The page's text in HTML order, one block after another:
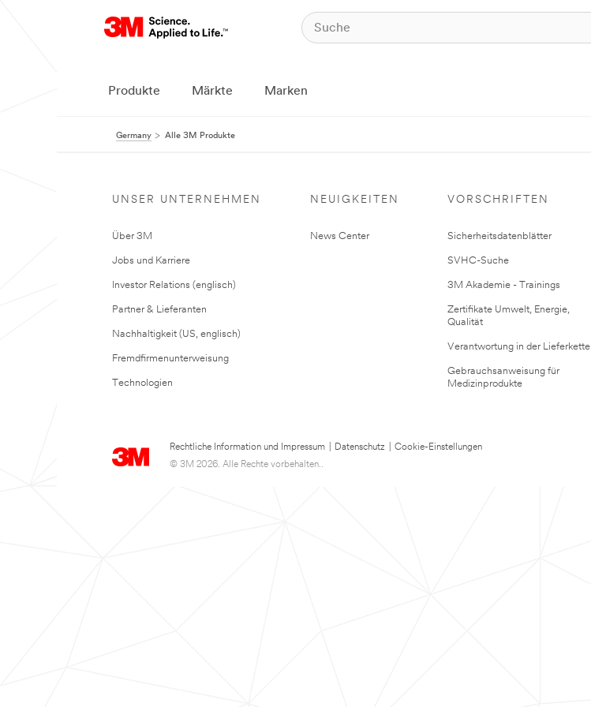
Produkte Märkte Marken
Germany Alle 3M Produkte
UNSER UNTERNEHMEN
Über 3M
Jobs und Karriere
Investor Relations (englisch)
Partner & Lieferanten
Nachhaltigkeit (US, englisch)
Fremdfirmenunterweisung
Technologien
NEUIGKEITEN
News Center
VORSCHRIFTEN
Sicherheitsdatenblätter
SVHC-Suche
3M Akademie - Trainings
Zertifikate Umwelt, Energie,
Qualität
Verantwortung in der Lieferkette
Gebrauchsanweisung für
Medizinprodukte
Rechtliche Information und Impressum Datenschutz
Cookie-Einstellungen
© 3M 2026. Alle Rechte vorbehalten..